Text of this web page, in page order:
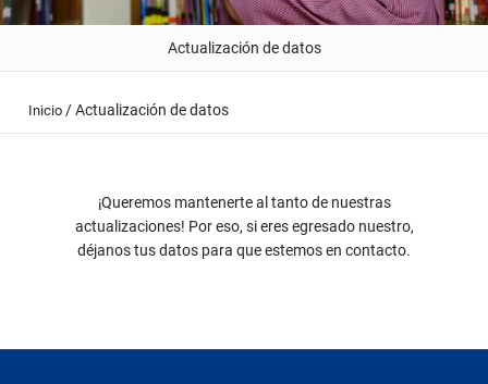
Actualización de datos
Inicio /Actualización de datos
¡Queremos mantenerte al tanto de nuestras
actualizaciones! Por eso, si eres egresado nuestro,
déjanos tus datos para que estemos en contacto.